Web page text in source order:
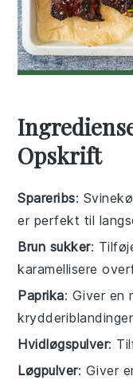
Opskrift
Spareribs:
er perfekt til
Brun sukker:
karamellisere
Paprika: Giver en
Hvidløgspulver:
Løgpulver: Giver